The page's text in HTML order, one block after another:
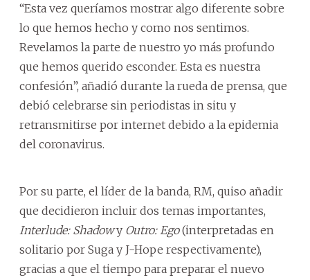
“Esta vez queríamos mostrar algo diferente sobre
lo que hemos hecho y como nos sentimos.
Revelamos la parte de nuestro yo más profundo
que hemos querido esconder. Esta es nuestra
confesión”, añadió durante la rueda de prensa, que
debió celebrarse sin periodistas in situ y
retransmitirse por internet debido a la epidemia
del coronavirus.
Por su parte, el líder de la banda, RM, quiso añadir
que decidieron incluir dos temas importantes,
Interlude: Shadowy Outro: Ego(interpretadas en
solitario por Suga y J-Hope respectivamente),
gracias a que el tiempo para preparar el nuevo